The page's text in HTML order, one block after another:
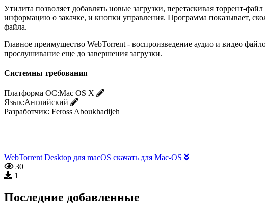
Утилита позволяет добавлять новые загрузки, перетаскивая торрент-
информацию о закачке, и кнопки управления. Программа показывает,
файла.
Главное преимущество WebTorrent - воспроизведение аудио и видео
прослушивание еще до завершения загрузки.
Системны требования
Платформа ОС:Mac OS X
Язык:Английский
Разработчик: Feross Aboukhadijeh
WebTorrent Desktop для macOS скачать для Mac-OS
30
1
Последние добавленные